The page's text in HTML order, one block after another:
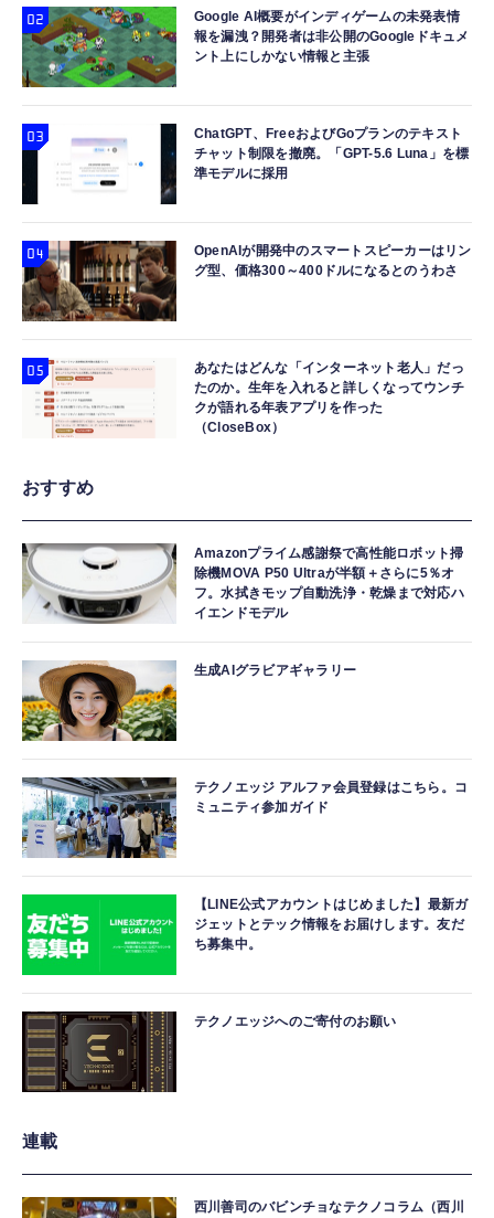
Google AI概要がインディゲームの未発表情
報を漏洩？開発者は非公開のGoogleドキュメ
ント上にしかない情報と主張
ChatGPT、FreeおよびGoプランのテキスト
チャット制限を撤廃。「GPT-5.6 Luna」を標
準モデルに採用
OpenAIが開発中のスマートスピーカーはリン
グ型、価格300～400ドルになるとのうわさ
あなたはどんな「インターネット老人」だっ
たのか。生年を入れると詳しくなってウンチ
クが語れる年表アプリを作った
（CloseBox）
おすすめ
Amazonプライム感謝祭で高性能ロボット掃
除機MOVA P50 Ultraが半額＋さらに5％オ
フ。水拭きモップ自動洗浄・乾燥まで対応ハ
イエンドモデル
生成AIグラビアギャラリー
テクノエッジ アルファ会員登録はこちら。コ
ミュニティ参加ガイド
【LINE公式アカウントはじめました】最新ガ
ジェットとテック情報をお届けします。友だ
ち募集中。
テクノエッジへのご寄付のお願い
連載
西川善司のバビンチョなテクノコラム（西川